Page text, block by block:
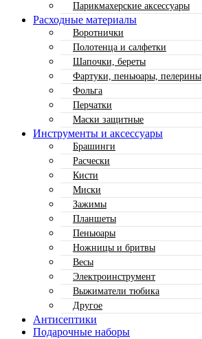
Парикмахерские аксессуары
Расходные материалы
Воротнички
Полотенца и салфетки
Шапочки, береты
Фартуки, пеньюары, пелерины
Фольга
Перчатки
Маски защитные
Инструменты и аксессуары
Брашинги
Расчески
Кисти
Миски
Зажимы
Планшеты
Пеньюары
Ножницы и бритвы
Весы
Электроинструмент
Выжиматели тюбика
Другое
Антисептики
Подарочные наборы